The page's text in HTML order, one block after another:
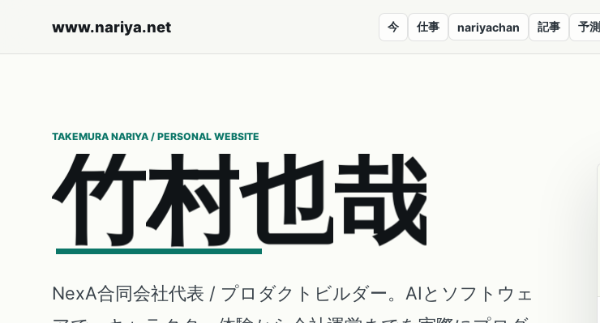
www.nariya.net 今 仕事 nariyachan 記事 予測
TAKEMURA NARIYA / PERSONAL WEBSITE
竹村也哉
NexA合同会社代表 / プロダクトビルダー。AIとソフトウェ